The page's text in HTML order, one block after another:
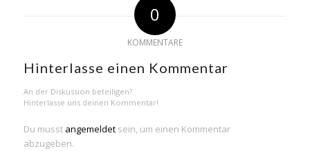
0
KOMMENTARE
Hinterlasse einen Kommentar
An der Diskussion beteiligen?
Hinterlasse uns deinen Kommentar!
Du musst angemeldetsein, um einen Kommentar
abzugeben.